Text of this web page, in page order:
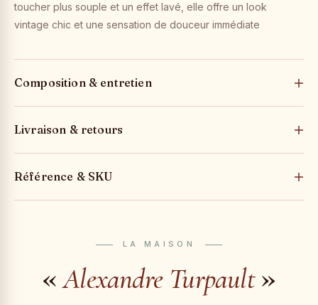
toucher plus souple et un effet lavé, elle offre un look
vintage chic et une sensation de douceur immédiate
Composition & entretien
Livraison & retours
Référence & SKU
LA MAISON
«Alexandre Turpault»